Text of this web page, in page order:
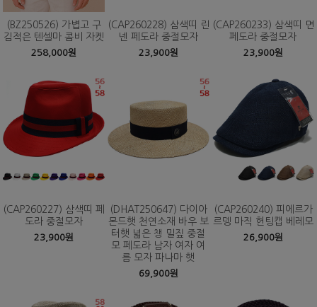
(BZ250526) 가볍고 구
김적은 텐셀마 콤비 자켓
258,000원
(CAP260228) 삼색띠 린
넨 페도라 중절모자
23,900원
(CAP260233) 삼색띠 면
페도라 중절모자
23,900원
(CAP260227) 삼색띠 페
도라 중절모자
23,900원
(DHAT250647) 다이아
몬드햇 천연소재 바우 보
터햇 넓은 챙 밀짚 중절
모 페도라 남자 여자 여
름 모자 파나마 햇
69,900원
(CAP260240) 피에르가
르뎅 마직 헌팅캡 베레모
26,900원